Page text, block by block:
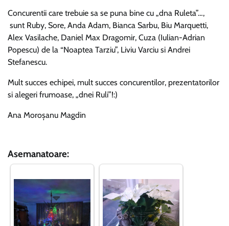
Concurentii care trebuie sa se puna bine cu „dna Ruleta”…,
sunt Ruby, Sore, Anda Adam, Bianca Sarbu, Biu Marquetti,
Alex Vasilache, Daniel Max Dragomir, Cuza (Iulian-Adrian
Popescu) de la “Noaptea Tarziu”, Liviu Varciu si Andrei
Stefanescu.
Mult succes echipei, mult succes concurentilor, prezentatorilor
si alegeri frumoase, „dnei Ruli”!:)
Ana Moroșanu Magdin
Asemanatoare: